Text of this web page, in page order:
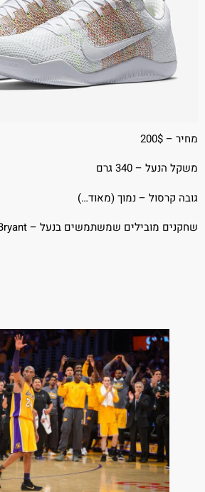
מחיר – 200$
משקל הנעל – 340 גרם
גובה קרסול – נמוך (מאוד…)
שחקנים מובילים שמשתמשים בנעל – Kobe Bryant